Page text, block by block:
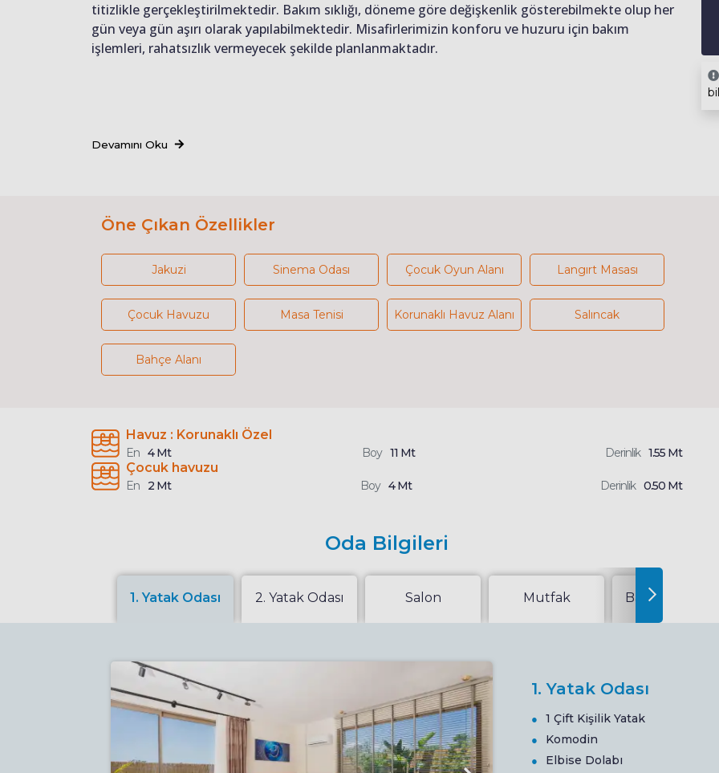
titizlikle gerçekleştirilmektedir. Bakım sıklığı, döneme göre değişkenlik gösterebilmekte olup her
gün veya gün aşırı olarak yapılabilmektedir. Misafirlerimizin konforu ve huzuru için bakım
işlemleri, rahatsızlık vermeyecek şekilde planlanmaktadır.
Devamını Oku
Öne Çıkan Özellikler
Jakuzi Sinema Odası Çocuk Oyun Alanı Langırt Masası
Çocuk Havuzu Masa Tenisi Korunaklı Havuz Alanı Salıncak
Bahçe Alanı
Havuz : Korunaklı Özel
En 4 Mt Boy 11 Mt Derinlik 1.55 Mt
Çocuk havuzu
En 2 Mt Boy 4 Mt Derinlik 0.50 Mt
Oda Bilgileri
1. Yatak Odası 2. Yatak Odası Salon Mutfak Bahçe Veya
1. Yatak Odası
1 Çift Kişilik Yatak
Komodin
Elbise Dolabı